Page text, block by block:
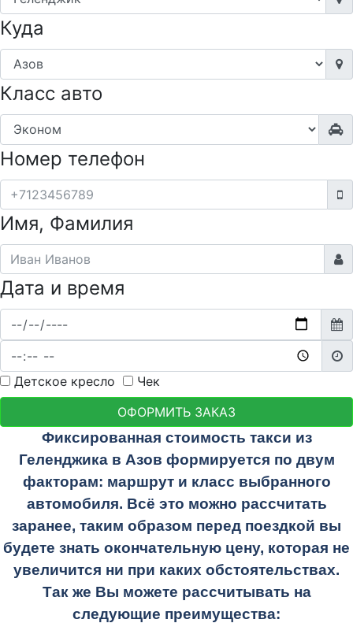
Куда
Класс авто
Номер телефон
Имя, Фамилия
Дата и время
Детское кресло
Чек
ОФОРМИТЬ ЗАКАЗ
Фиксированная стоимость такси из
Геленджика в Азов формируется по двум
факторам: маршрут и класс выбранного
автомобиля. Всё это можно рассчитать
заранее, таким образом перед поездкой вы
будете знать окончательную цену, которая не
увеличится ни при каких обстоятельствах.
Так же Вы можете рассчитывать на
следующие преимущества: